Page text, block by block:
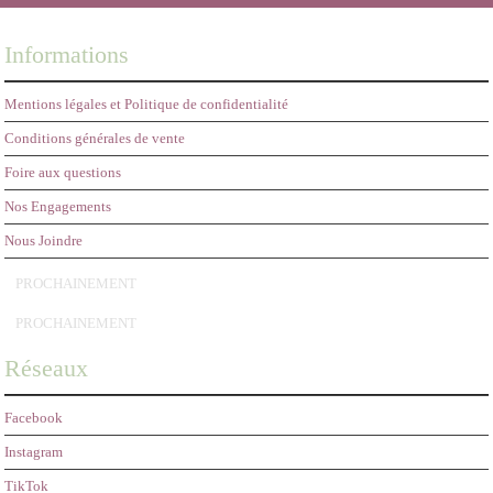
Informations
Mentions légales et Politique de confidentialité
Conditions générales de vente
Foire aux questions
Nos Engagements
Nous Joindre
PROCHAINEMENT
PROCHAINEMENT
Réseaux
Facebook
Instagram
TikTok